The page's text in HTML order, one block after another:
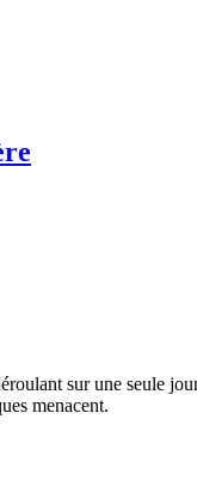
sur une seule
menacent.